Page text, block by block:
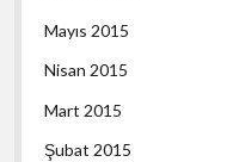
Mayıs 2015
Nisan 2015
Mart 2015
Şubat 2015